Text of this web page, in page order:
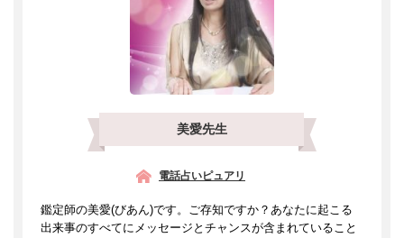
美愛先生
電話占いピュアリ
鑑定師の美愛(びあん)です。ご存知ですか？あなたに起こる
出来事のすべてにメッセージとチャンスが含まれていること